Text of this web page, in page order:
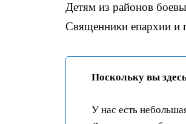
Детям из районов
Священники епархии и
Поскольку вы
У нас есть